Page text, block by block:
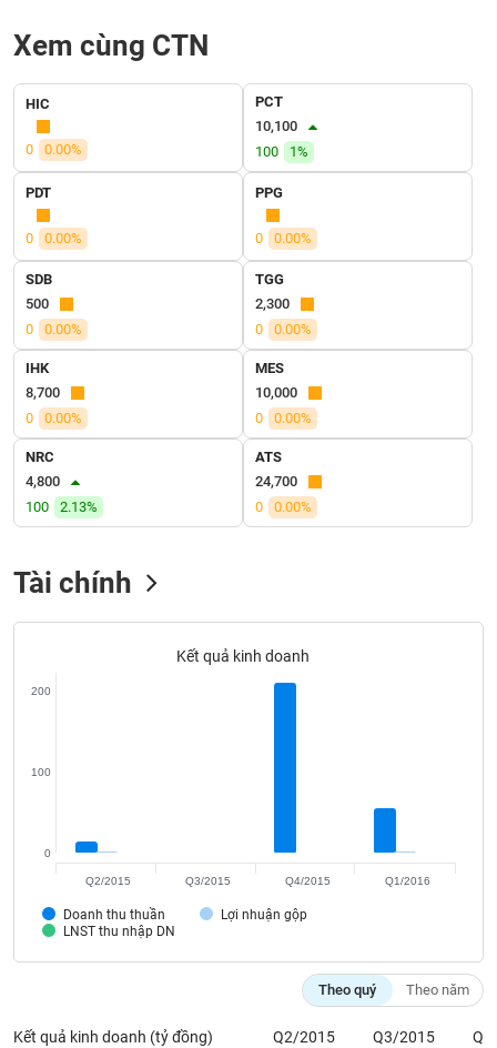
Xem cùng CTN
HIC
0 0.00%
PCT
10,100
100
1%
PDT
0 0.00%
PPG
0 0.00%
SDB
500
0
0.00%
TGG
2,300
0
0.00%
IHK
8,700
0
0.00%
MES
10,000
0
0.00%
NRC
4,800
100
2.13%
ATS
24,700
0
0.00%
Tài chính
Kết quả kinh doanh
Doanh thu thuần
Lợi nhuận gộp
LNST thu nhập DN
0
100
200
Q2/2015 Q3/2015 Q4/2015 Q1/2016
Theo quý Theo năm
Kết quả kinh doanh (tỷ đồng) Q2/2015 Q3/2015
KHỎE
TÀI
CHÍNH
CÔNG
NGHỆ
THÔNG
TIN
DỊCH
VỤ
TRUYỀN
ÍCH
SẢN
chứng
khoán
(-)
Chứng chỉ quỹ Chứng